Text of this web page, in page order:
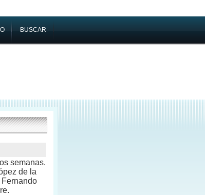
BUSCAR
semanas.
de la